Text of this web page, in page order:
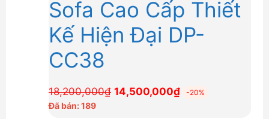
Sofa Cao Cấp Thiết
Kế Hiện Đại DP-
CC38
18,200,000₫ Giá
14,500,000₫Giá
-20%
Đã bán: 189